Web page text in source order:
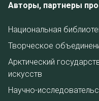
Авторы, партнеры
Национальная
Творческое
Арктический
искусств
Научно-